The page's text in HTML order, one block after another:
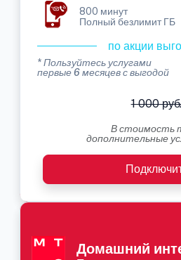
800 минут
Полный безлимит ГБ
по акции
* Пользуйтесь услугами
первые 6 месяцев с выгодой
1 000
В стоимость
дополнительные
Домашний